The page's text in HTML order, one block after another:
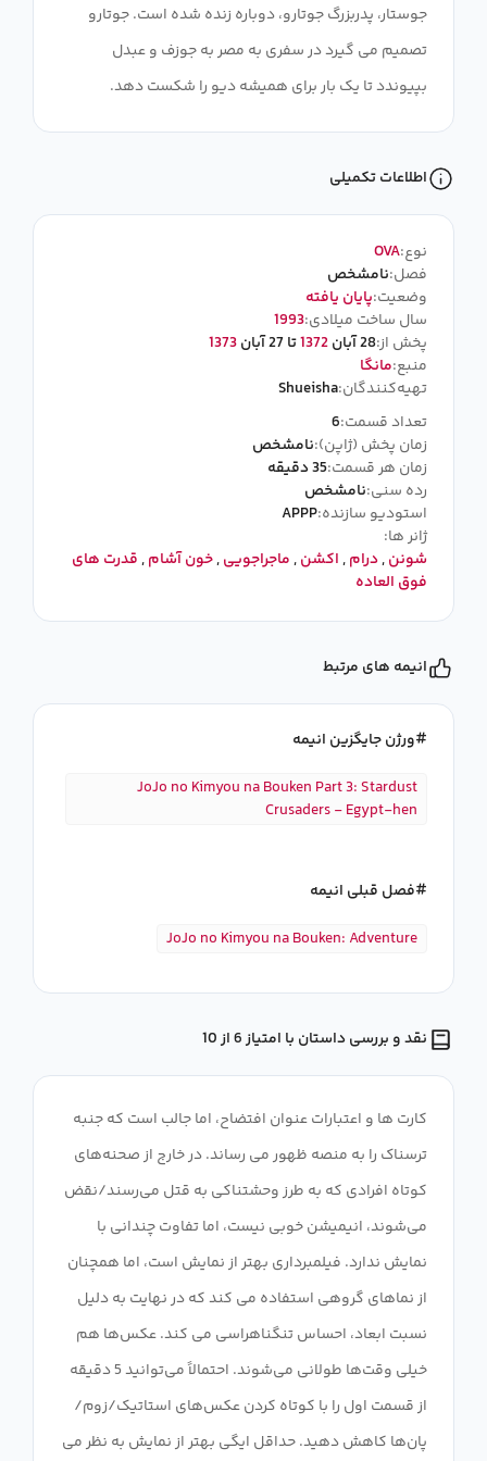
جوستار، پدربزرگ جوتارو، دوباره زنده شده است. جوتارو
تصمیم می گیرد در سفری به مصر به جوزف و عبدل
بپیوندد تا یک بار برای همیشه دیو را شکست دهد.
اطلاعات تکمیلی
نوع:OVA
فصل:نامشخص
وضعیت:پایان یافته
سال ساخت میلادی:1993
پخش از:28 آبان 1372تا 27 آبان
1373
منبع:مانگا
تهیه‌کنندگان:Shueisha
تعداد قسمت:6
زمان پخش (ژاپن):نامشخص
زمان هر قسمت:35 دقیقه
رده سنی:نامشخص
استودیو سازنده:APPP
ژانر ها:
شونن,درام,اکشن,ماجراجویی,خون آشام,قدرت های
فوق العاده
انیمه های مرتبط
ورژن جایگزین انیمه
JoJo no Kimyou na Bouken Part 3: Stardust
Crusaders - Egypt-hen
فصل قبلی انیمه
JoJo no Kimyou na Bouken: Adventure
نقد و بررسی داستان با امتیاز 6 از 10
کارت ها و اعتبارات عنوان افتضاح، اما جالب است که جنبه
ترسناک را به منصه ظهور می رساند. در خارج از صحنه‌های
کوتاه افرادی که به طرز وحشتناکی به قتل می‌رسند/نقض
می‌شوند، انیمیشن خوبی نیست، اما تفاوت چندانی با
نمایش ندارد. فیلمبرداری بهتر از نمایش است، اما همچنان
از نماهای گروهی استفاده می کند که در نهایت به دلیل
نسبت ابعاد، احساس تنگناهراسی می کند. عکس‌ها هم
خیلی وقت‌ها طولانی می‌شوند. احتمالاً می‌توانید 5 دقیقه
از قسمت اول را با کوتاه کردن عکس‌های استاتیک/زوم/
پان‌ها کاهش دهید. حداقل ایگی بهتر از نمایش به نظر می